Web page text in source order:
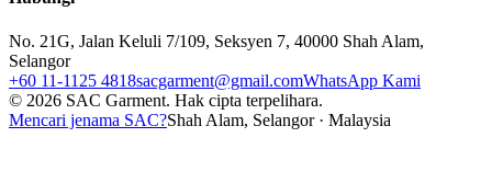
No. 21G, Jalan Keluli 7/109, Seksyen 7, 40000 Shah Alam,
Selangor
+60 11-1125 4818sacgarment@gmail.comWhatsApp Kami
© 2026 SAC Garment. Hak cipta terpelihara.
Mencari jenama SAC?Shah Alam, Selangor · Malaysia